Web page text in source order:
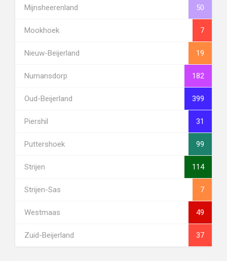
Mijnsheerenland 50
Mookhoek 7
Nieuw-Beijerland 19
Numansdorp 182
Oud-Beijerland 399
Piershil 31
Puttershoek 99
Strijen 114
Strijen-Sas 7
Westmaas 49
Zuid-Beijerland 37